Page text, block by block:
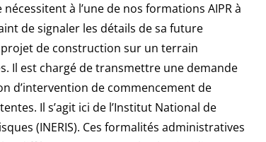
à l’une de nos formations AIPR à
de signaler les détails de sa future
de construction sur un terrain
Il est chargé de transmettre une demande
d’intervention de commencement de
Il s’agit ici de l’Institut National de
(INERIS). Ces formalités administratives